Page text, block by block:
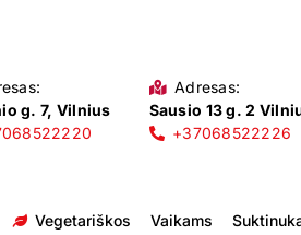
g. 7, Vilnius
Adresas:
Sausio 13 g. 2
+37068522226
Vegetariškos Vaikams